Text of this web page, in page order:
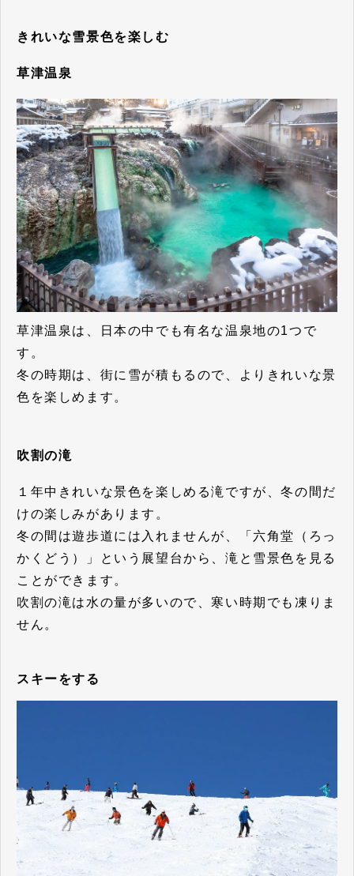
きれいな雪景色を楽しむ
草津温泉
草津温泉は、日本の中でも有名な温泉地の1つで
す。
冬の時期は、街に雪が積もるので、よりきれいな景
色を楽しめます。
吹割の滝
１年中きれいな景色を楽しめる滝ですが、冬の間だ
けの楽しみがあります。
冬の間は遊歩道には入れませんが、「六角堂（ろっ
かくどう）」という展望台から、滝と雪景色を見る
ことができます。
吹割の滝は水の量が多いので、寒い時期でも凍りま
せん。
スキーをする